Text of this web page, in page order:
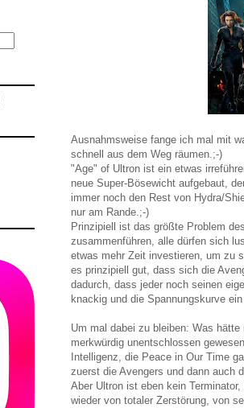
Ausnahmsweise fange ich mal mit
schnell aus dem Weg räumen.;-)
"Age" of Ultron ist ein etwas
neue Super-Bösewicht aufgebaut,
immer noch den Rest von Hydra/
nur am Rande.;-)
Prinzipiell ist das größte Problem
zusammenführen, alle dürfen sich
etwas mehr Zeit investieren, um zu
es prinzipiell gut, dass sich die
dadurch, dass jeder noch seinen
knackig und die Spannungskurve
Um mal dabei zu bleiben: Was
merkwürdig unentschlossen
Intelligenz, die Peace in Our Time
zuerst die Avengers und dann auch
Aber Ultron ist eben kein
wieder von totaler Zerstörung, von